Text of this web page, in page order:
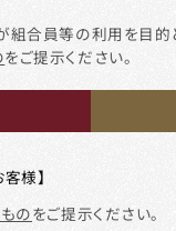
合員等の利用を目的
をご提示ください。
様】
のをご提示ください。